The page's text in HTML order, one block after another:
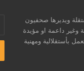
ويديرها صحفيون
وغير داعمة او مؤيدة
بأستقلالية ومهنية